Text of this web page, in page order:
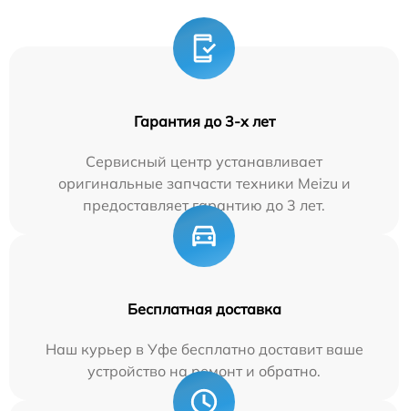
Гарантия до 3-х лет
Сервисный центр устанавливает
оригинальные запчасти техники Meizu и
предоставляет гарантию до 3 лет.
Бесплатная доставка
Наш курьер в Уфе бесплатно доставит ваше
устройство на ремонт и обратно.